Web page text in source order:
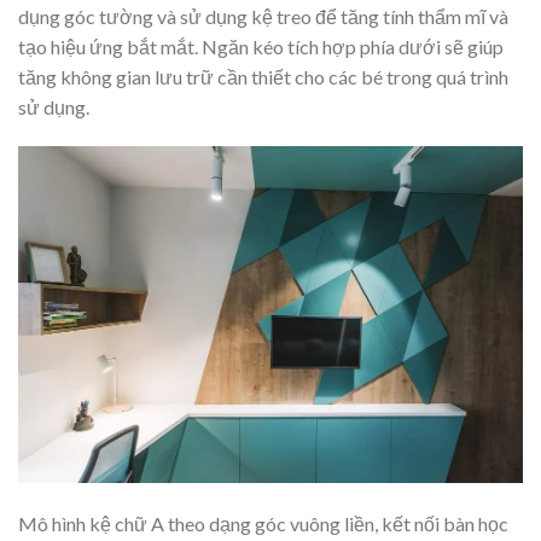
dụng góc tường và sử dụng kệ treo để tăng tính thẩm mĩ và
tạo hiệu ứng bắt mắt. Ngăn kéo tích hợp phía dưới sẽ giúp
tăng không gian lưu trữ cần thiết cho các bé trong quá trình
sử dụng.
Mô hình kệ chữ A theo dạng góc vuông liền, kết nối bàn học